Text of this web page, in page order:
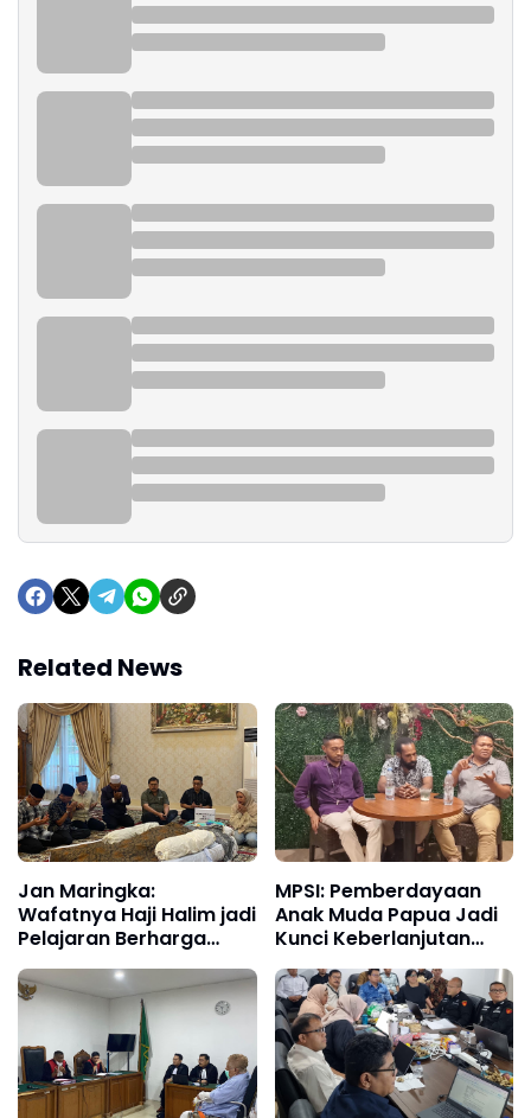
Related News
Jan Maringka:
Wafatnya Haji Halim jadi
Pelajaran Berharga
untuk Proses
Penegakan Hukum di
Indonesia
MPSI: Pemberdayaan
Anak Muda Papua Jadi
Kunci Keberlanjutan
Pembangunan